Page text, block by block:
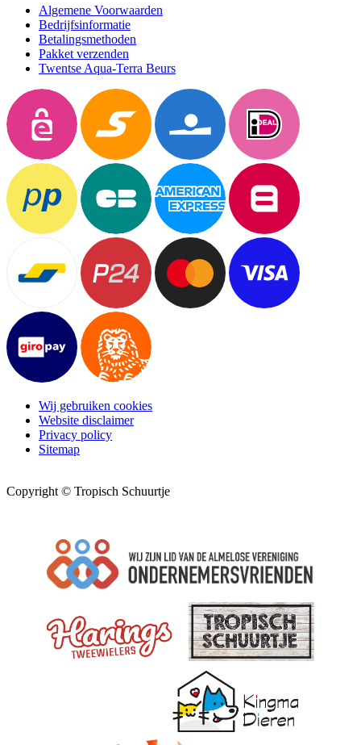
Algemene Voorwaarden
Bedrijfsinformatie
Betalingsmethoden
Pakket verzenden
Twentse Aqua-Terra Beurs
Wij gebruiken cookies
Website disclaimer
Privacy policy
Sitemap
Copyright © Tropisch Schuurtje